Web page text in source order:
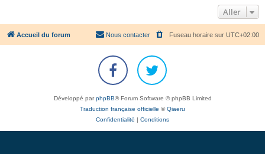
h
e
r
Aller
Accueil du forum Fuseau horaire sur UTC+02:00
Nous contacter
Développé parphpBB® Forum Software © phpBB Limited
Traduction française officielle ©Qiaeru
Confidentialité | Conditions